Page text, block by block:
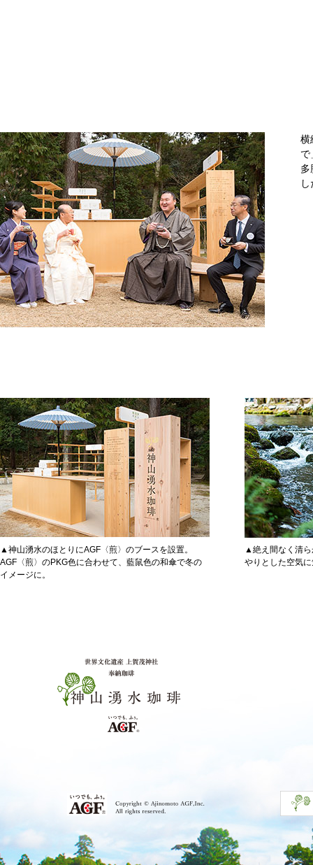
横
で
多
▲神山湧水のほとりにAGF〈煎〉のブースを設置。
AGF〈煎〉のPKG色に合わせて、藍鼠色の和傘で冬の
イメージに。
▲絶え間なく清ら
やりとした空気